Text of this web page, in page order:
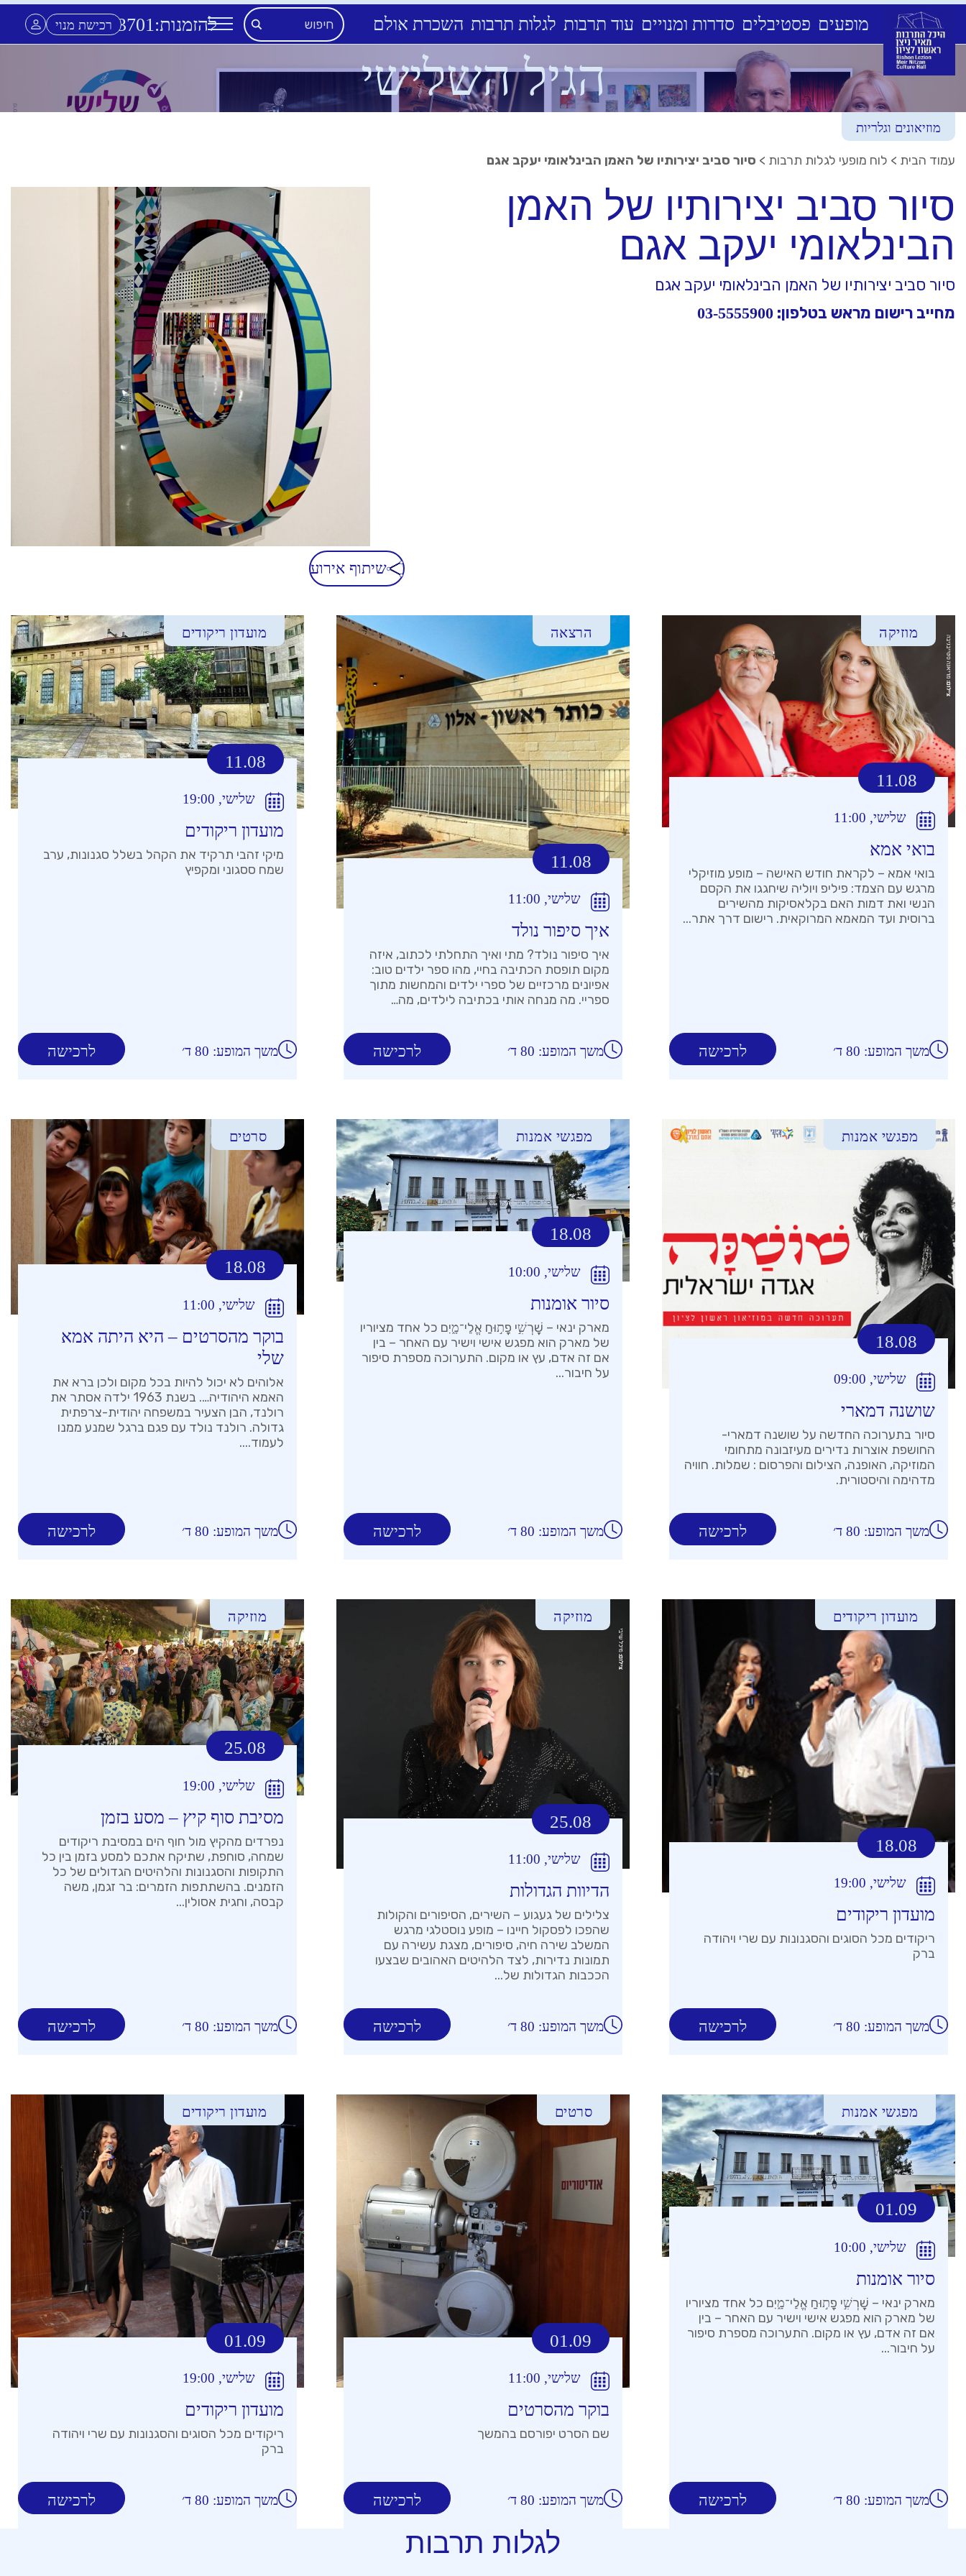
מופעים פסטיבלים סדרות ומנויים עוד תרבות לגלות תרבות השכרת אולם להזמנות: *3701 רכישת מנוי
הגיל השלישי
מוזיאונים וגלריות
עמוד הבית > לוח מופעי לגלות תרבות > סיור סביב יצירותיו של האמן הבינלאומי יעקב אגם
סיור סביב יצירותיו של האמן
הבינלאומי יעקב אגם
סיור סביב יצירותיו של האמן הבינלאומי יעקב אגם
מחייב רישום מראש בטלפון: 03-5555900
שיתוף אירוע
מוזיקה
11.08
שלישי, 11:00
בואי אמא
בואי אמא – לקראת חודש האישה – מופע מוזיקלי
מרגש עם הצמד: פיליפ ויוליה שיחגגו את הקסם
הנשי ואת דמות האם בקלאסיקות מהשירים
ברוסית ועד המאמא המרוקאית. רישום דרך אתר...
לרכישה משך המופע: 80 ד׳
הרצאה
11.08
שלישי, 11:00
איך סיפור נולד
איך סיפור נולד? מתי ואיך התחלתי לכתוב, איזה
מקום תופסת הכתיבה בחיי, מהו ספר ילדים טוב:
אפיונים מרכזיים של ספרי ילדים והמחשות מתוך
ספריי. מה מנחה אותי בכתיבה לילדים, מה…
לרכישה משך המופע: 80 ד׳
מועדון ריקודים
11.08
שלישי, 19:00
מועדון ריקודים
מיקי זהבי תרקיד את הקהל בשלל סגנונות, ערב
שמח ססגוני ומקפיץ
לרכישה משך המופע: 80 ד׳
מפגשי אמנות
18.08
שלישי, 09:00
שושנה דמארי
סיור בתערוכה החדשה על שושנה דמארי-
החושפת אוצרות נדירים מעיזבונה מתחומי
המוזיקה, האופנה, הצילום והפרסום : שמלות. חוויה
מדהימה והיסטורית.
לרכישה משך המופע: 80 ד׳
מפגשי אמנות
18.08
שלישי, 10:00
סיור אומנות
מארק ינאי – שׇׁרְשִׁ֣י פָת֣וּחַ אֱלֵי־מָ֑יִם כל אחד מציוריו
של מארק הוא מפגש אישי וישיר עם האחר – בין
אם זה אדם, עץ או מקום. התערוכה מספרת סיפור
על חיבור...
לרכישה משך המופע: 80 ד׳
סרטים
18.08
שלישי, 11:00
בוקר מהסרטים – היא היתה אמא
שלי
אלוהים לא יכול להיות בכל מקום ולכן ברא את
האמא היהודיה…. בשנת 1963 ילדה אסתר את
רולנד, הבן הצעיר במשפחה יהודית-צרפתית
גדולה. רולנד נולד עם פגם ברגל שמנע ממנו
לעמוד....
לרכישה משך המופע: 80 ד׳
מועדון ריקודים
18.08
שלישי, 19:00
מועדון ריקודים
ריקודים מכל הסוגים והסגנונות עם שרי ויהודה
ברק
לרכישה משך המופע: 80 ד׳
מוזיקה
25.08
שלישי, 11:00
הדיוות הגדולות
צלילים של געגוע – השירים, הסיפורים והקולות
שהפכו לפסקול חיינו – מופע נוסטלגי מרגש
המשלב שירה חיה, סיפורים, מצגת עשירה עם
תמונות נדירות, לצד הלהיטים האהובים שבצעו
הככבות הגדולות של...
לרכישה משך המופע: 80 ד׳
מוזיקה
25.08
שלישי, 19:00
מסיבת סוף קיץ – מסע בזמן
נפרדים מהקיץ מול חוף הים במסיבת ריקודים
שמחה, סוחפת, שתיקח אתכם למסע בזמן בין כל
התקופות והסגנונות והלהיטים הגדולים של כל
הזמנים. בהשתתפות הזמרים: בר זגמן, משה
קבסה, וחגית אסולין...
לרכישה משך המופע: 80 ד׳
מפגשי אמנות
01.09
שלישי, 10:00
סיור אומנות
מארק ינאי – שׇׁרְשִׁ֣י פָת֣וּחַ אֱלֵי־מָ֑יִם כל אחד מציוריו
של מארק הוא מפגש אישי וישיר עם האחר – בין
אם זה אדם, עץ או מקום. התערוכה מספרת סיפור
על חיבור...
לרכישה משך המופע: 80 ד׳
סרטים
01.09
שלישי, 11:00
בוקר מהסרטים
שם הסרט יפורסם בהמשך
לרכישה משך המופע: 80 ד׳
מועדון ריקודים
01.09
שלישי, 19:00
מועדון ריקודים
ריקודים מכל הסוגים והסגנונות עם שרי ויהודה
ברק
לרכישה משך המופע: 80 ד׳
לגלות תרבות